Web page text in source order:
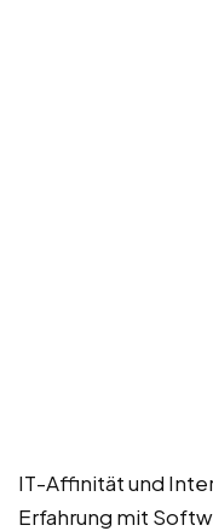
IT-Affinität und
Erfahrung mit